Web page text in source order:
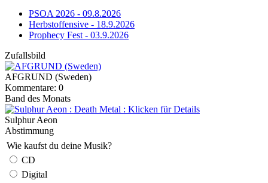
PSOA 2026 - 09.8.2026
Herbstoffensive - 18.9.2026
Prophecy Fest - 03.9.2026
Zufallsbild
AFGRUND (Sweden)
Kommentare: 0
Band des Monats
Sulphur Aeon
Abstimmung
Wie kaufst du deine Musik?
CD
Digital